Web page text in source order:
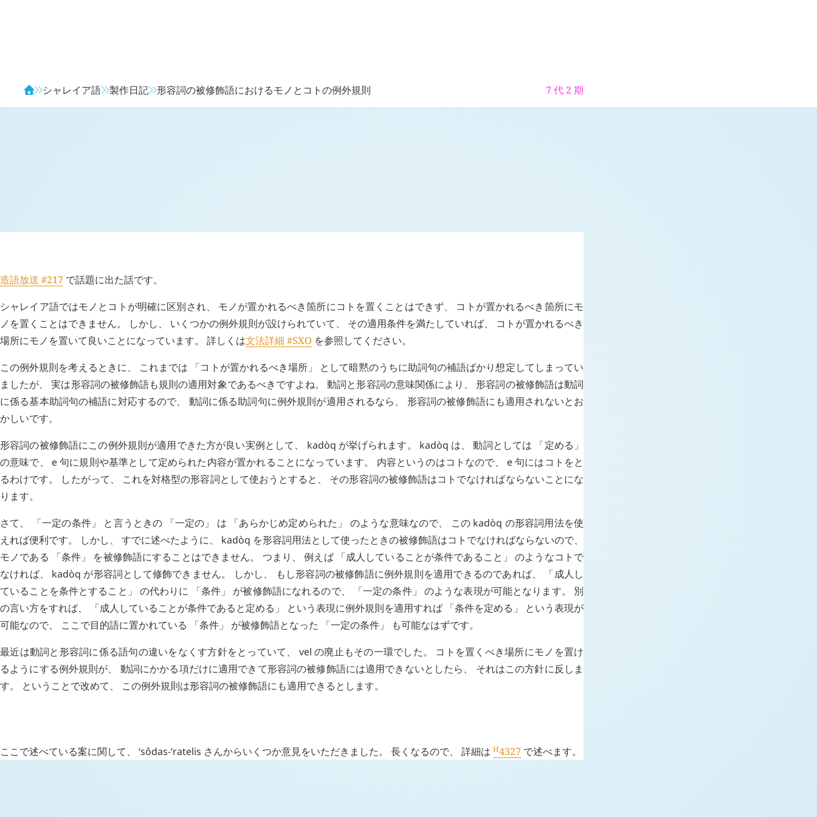
シャレイア語 製作日記 形容詞の被修飾語におけるモノとコトの例外規則 7 代 2 期
造語放送 #217 で話題に出た話です。
シャレイア語ではモノとコトが明確に区別され、 モノが置かれるべき箇所にコトを置くことはできず、 コトが置かれるべき箇所にモ
ノを置くことはできません。 しかし、 いくつかの例外規則が設けられていて、 その適用条件を満たしていれば、 コトが置かれるべき
場所にモノを置いて良いことになっています。 詳しくは文法詳細 #SXO を参照してください。
この例外規則を考えるときに、 これまでは 「コトが置かれるべき場所」 として暗黙のうちに助詞句の補語ばかり想定してしまってい
ましたが、 実は形容詞の被修飾語も規則の適用対象であるべきですよね。 動詞と形容詞の意味関係により、 形容詞の被修飾語は動詞
に係る基本助詞句の補語に対応するので、 動詞に係る助詞句に例外規則が適用されるなら、 形容詞の被修飾語にも適用されないとお
かしいです。
形容詞の被修飾語にこの例外規則が適用できた方が良い実例として、 kadòq が挙げられます。 kadòq は、 動詞としては 「定める」
の意味で、 e句に規則や基準として定められた内容が置かれることになっています。 内容というのはコトなので、 e句にはコトをと
るわけです。 したがって、 これを対格型の形容詞として使おうとすると、 その形容詞の被修飾語はコトでなければならないことにな
ります。
さて、 「一定の条件」 と言うときの 「一定の」 は 「あらかじめ定められた」 のような意味なので、 この kadòq の形容詞用法を使
えれば便利です。 しかし、 すでに述べたように、 kadòq を形容詞用法として使ったときの被修飾語はコトでなければならないので、
モノである 「条件」 を被修飾語にすることはできません。 つまり、 例えば 「成人していることが条件であること」 のようなコトで
なければ、 kadòq が形容詞として修飾できません。 しかし、 もし形容詞の被修飾語に例外規則を適用できるのであれば、 「成人し
ていることを条件とすること」 の代わりに 「条件」 が被修飾語になれるので、 「一定の条件」 のような表現が可能となります。 別
の言い方をすれば、 「成人していることが条件であると定める」 という表現に例外規則を適用すれば 「条件を定める」 という表現が
可能なので、 ここで目的語に置かれている 「条件」 が被修飾語となった 「一定の条件」 も可能なはずです。
最近は動詞と形容詞に係る語句の違いをなくす方針をとっていて、 vel の廃止もその一環でした。 コトを置くべき場所にモノを置け
るようにする例外規則が、 動詞にかかる項だけに適用できて形容詞の被修飾語には適用できないとしたら、 それはこの方針に反しま
す。 ということで改めて、 この例外規則は形容詞の被修飾語にも適用できるとします。
ここで述べている案に関して、 ʻsôdas-ʻratelis さんからいくつか意見をいただきました。 長くなるので、 詳細は H4327 で述べます。